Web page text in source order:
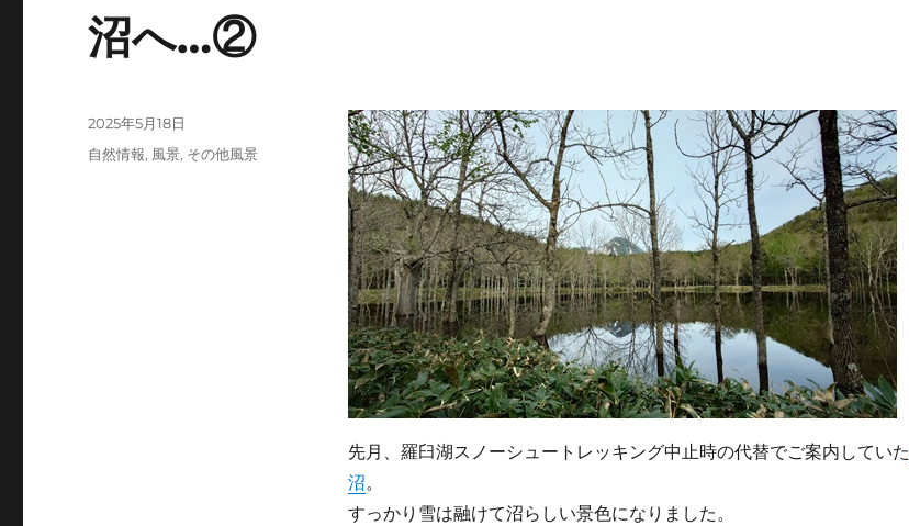
沼へ…②
先月、羅臼湖スノーシュートレッキング中止時の代替でご案内していた
沼。
すっかり雪は融けて沼らしい景色になりました。
投
稿
2025年5月18日
カ
自然情報, 風景, その他風景